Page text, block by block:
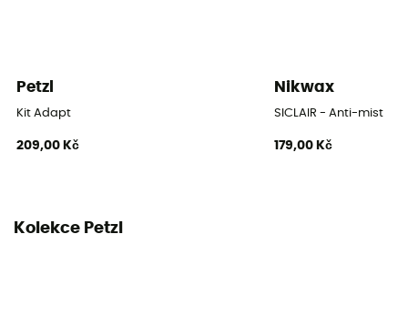
Petzl
Kit Adapt
209,00 Kč
Nikwax
SICLAIR - Anti-mist
179,00 Kč
Kolekce Petzl